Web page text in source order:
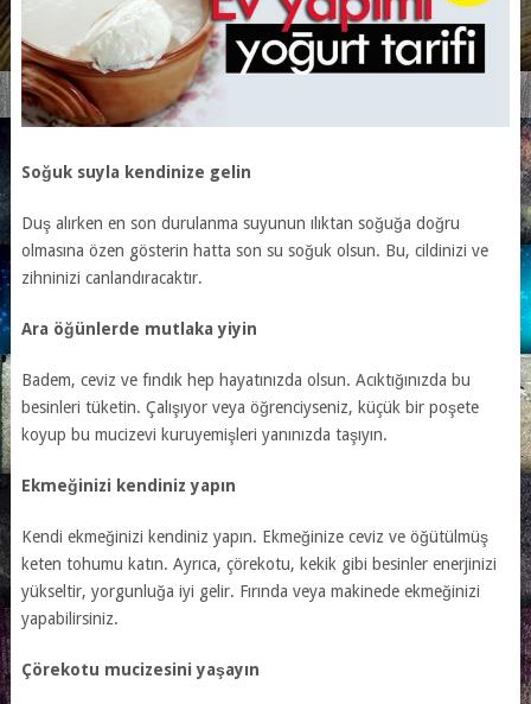
Soğuk suyla kendinize gelin
Duş alırken en son durulanma suyunun ılıktan soğuğa doğru
olmasına özen gösterin hatta son su soğuk olsun. Bu, cildinizi ve
zihninizi canlandıracaktır.
Ara öğünlerde mutlaka yiyin
Badem, ceviz ve fındık hep hayatınızda olsun. Acıktığınızda bu
besinleri tüketin. Çalışıyor veya öğrenciyseniz, küçük bir poşete
koyup bu mucizevi kuruyemişleri yanınızda taşıyın.
Ekmeğinizi kendiniz yapın
Kendi ekmeğinizi kendiniz yapın. Ekmeğinize ceviz ve öğütülmüş
keten tohumu katın. Ayrıca, çörekotu, kekik gibi besinler enerjinizi
yükseltir, yorgunluğa iyi gelir. Fırında veya makinede ekmeğinizi
yapabilirsiniz.
Çörekotu mucizesini yaşayın